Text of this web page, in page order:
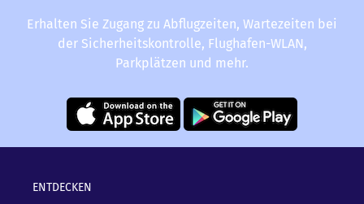
Erhalten Sie Zugang zu Abflugzeiten, Wartezeiten bei
der Sicherheitskontrolle, Flughafen-WLAN,
Parkplätzen und mehr.
ENTDECKEN